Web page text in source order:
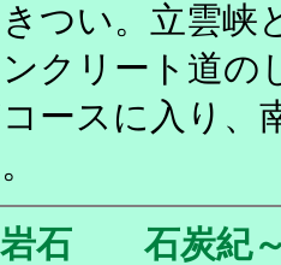
つい。立雲峡
クリート道の
ースに入り、
石 石炭紀